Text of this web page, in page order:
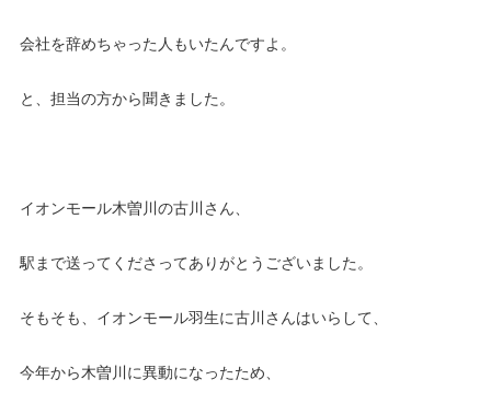
会社を辞めちゃった人もいたんですよ。
と、担当の方から聞きました。
イオンモール木曽川の古川さん、
駅まで送ってくださってありがとうございました。
そもそも、イオンモール羽生に古川さんはいらして、
今年から木曽川に異動になったため、